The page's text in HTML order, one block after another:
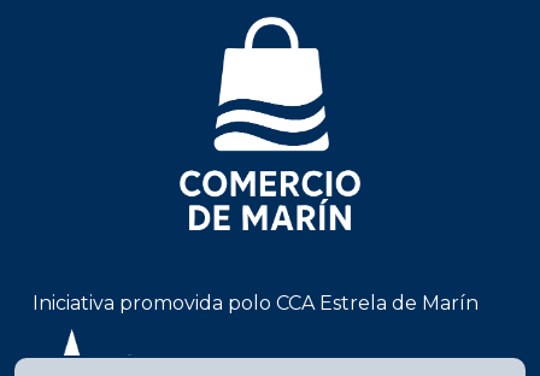
Iniciativa promovida polo CCA Estrela de Marín